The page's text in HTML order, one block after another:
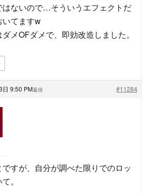
はないので…そういうエフェクトだ
いてますw
メOFダメで、即効改造しました。
9:50 PM #11284
返信
ですが、自分が調べた限りでのロッ
。